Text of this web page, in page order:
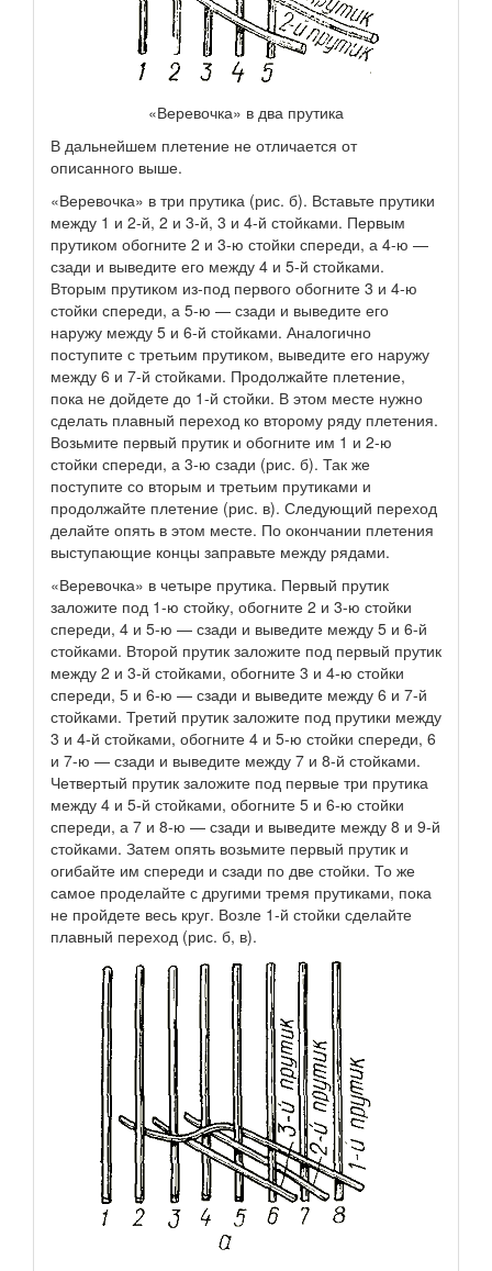
«Веревочка» в два прутика
В дальнейшем плетение не отличается от
описанного выше.
«Веревочка» в три прутика (рис. б). Вставьте прутики
между 1 и 2-й, 2 и 3-й, 3 и 4-й стойками. Первым
прутиком обогните 2 и 3-ю стойки спереди, а 4-ю —
сзади и выведите его между 4 и 5-й стойками.
Вторым прутиком из-под первого обогните 3 и 4-ю
стойки спереди, а 5-ю — сзади и выведите его
наружу между 5 и 6-й стойками. Аналогично
поступите с третьим прутиком, выведите его наружу
между 6 и 7-й стойками. Продолжайте плетение,
пока не дойдете до 1-й стойки. В этом месте нужно
сделать плавный переход ко второму ряду плетения.
Возьмите первый прутик и обогните им 1 и 2-ю
стойки спереди, а 3-ю сзади (рис. б). Так же
поступите со вторым и третьим прутиками и
продолжайте плетение (рис. в). Следующий переход
делайте опять в этом месте. По окончании плетения
выступающие концы заправьте между рядами.
«Веревочка» в четыре прутика. Первый прутик
заложите под 1-ю стойку, обогните 2 и 3-ю стойки
спереди, 4 и 5-ю — сзади и выведите между 5 и 6-й
стойками. Второй прутик заложите под первый прутик
между 2 и 3-й стойками, обогните 3 и 4-ю стойки
спереди, 5 и 6-ю — сзади и выведите между 6 и 7-й
стойками. Третий прутик заложите под прутики между
3 и 4-й стойками, обогните 4 и 5-ю стойки спереди, 6
и 7-ю — сзади и выведите между 7 и 8-й стойками.
Четвертый прутик заложите под первые три прутика
между 4 и 5-й стойками, обогните 5 и 6-ю стойки
спереди, а 7 и 8-ю — сзади и выведите между 8 и 9-й
стойками. Затем опять возьмите первый прутик и
огибайте им спереди и сзади по две стойки. То же
самое проделайте с другими тремя прутиками, пока
не пройдете весь круг. Возле 1-й стойки сделайте
плавный переход (рис. б, в).